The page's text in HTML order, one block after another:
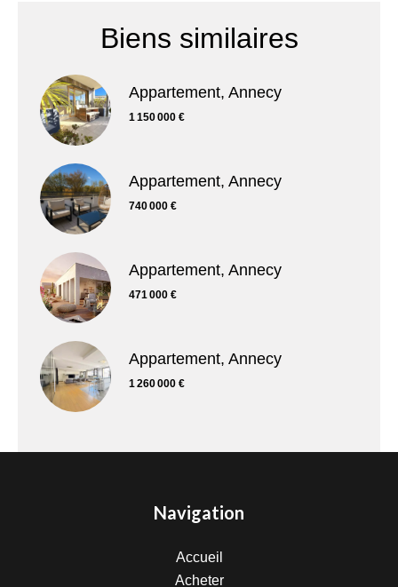
Biens similaires
Appartement, Annecy
1 150 000 €
Appartement, Annecy
740 000 €
Appartement, Annecy
471 000 €
Appartement, Annecy
1 260 000 €
Navigation
Accueil
Acheter